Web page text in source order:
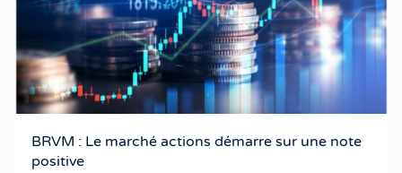
BRVM : Le marché actions démarre sur une note
positive